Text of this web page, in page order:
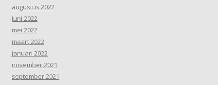
augustus 2022
juni 2022
mei 2022
maart 2022
januari 2022
november 2021
september 2021